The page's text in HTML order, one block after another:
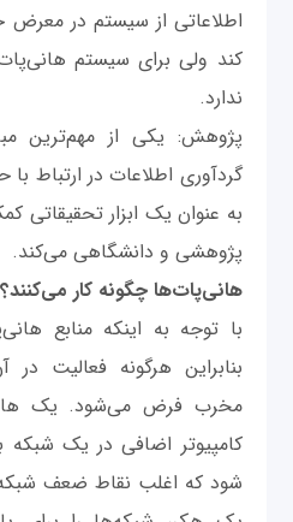
اطلاعاتی از سیستم در معرض
کند ولی برای سیستم
ندارد.
پژوهش: یکی از مهم‌ترین
گردآوری اطلاعات در ارتباط
به عنوان یک ابزار تحقیقاتی
پژوهشی و دانشگاهی می‌کند.
هانی‌پات‌ها چگونه کار می‌کنند؟
با توجه به اینکه منابع
بنابراین هرگونه فعالیت
مخرب فرض می‌شود. یک
کامپیوتر ‌اضافی در یک
‌شود که اغلب نقاط ضعف